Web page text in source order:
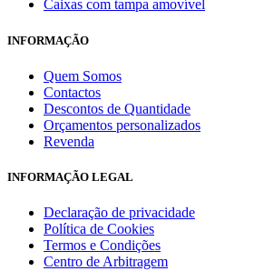
Caixas com tampa amovível
INFORMAÇÃO
Quem Somos
Contactos
Descontos de Quantidade
Orçamentos personalizados
Revenda
INFORMAÇÃO LEGAL
Declaração de privacidade
Política de Cookies
Termos e Condições
Centro de Arbitragem